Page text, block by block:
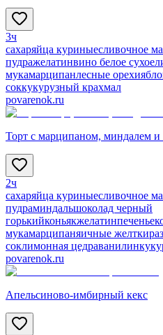
3ч
сахаряйца куриныесливочное
пудражелатинвино белое сухое
мукамарципанлесные орехи
соккукурузный крахмал
povarenok.ru
Торт с марципаном, миндалем
2ч
сахаряйца куриныесливочное
пудраминдальшоколад черный
горькийконьякжелатинпеченье
мукамарципаняичные желтки
соклимонная цедраванилин
povarenok.ru
Апельсиново-имбирный кекс